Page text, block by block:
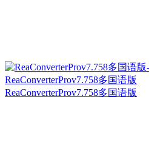
ReaConverterProv7.758多国语版
ReaConverterProv7.758多国语版